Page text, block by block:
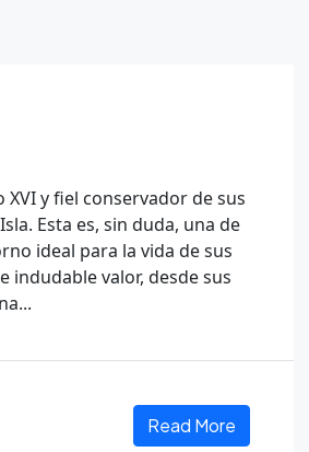
y fiel conservador de sus
Esta es, sin duda, una de
ideal para la vida de sus
indudable valor, desde sus
Read More